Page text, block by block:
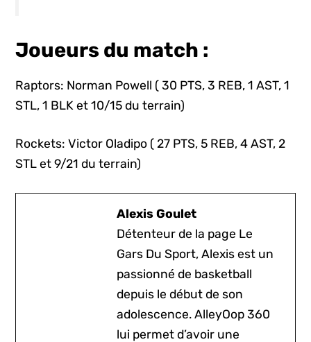
Joueurs du match :
Raptors: Norman Powell ( 30 PTS, 3 REB, 1 AST, 1
STL, 1 BLK et 10/15 du terrain)
Rockets: Victor Oladipo ( 27 PTS, 5 REB, 4 AST, 2
STL et 9/21 du terrain)
Alexis Goulet
Détenteur de la page Le
Gars Du Sport, Alexis est un
passionné de basketball
depuis le début de son
adolescence. AlleyOop 360
lui permet d’avoir une